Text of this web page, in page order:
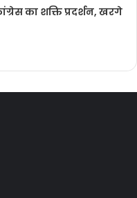
का शक्ति प्रदर्शन, खरगे